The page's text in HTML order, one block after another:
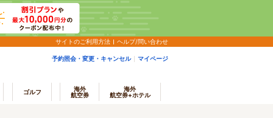
サイトのご利用方法 ヘルプ/問い合わせ
予約照会・変更・キャンセル マイページ
ゴルフ
海外
航空券
海外
航空券+ホテル